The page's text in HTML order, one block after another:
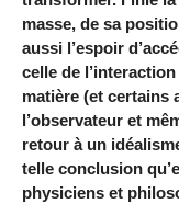
masse, de sa
aussi l’espoir
celle de
matière (et certains
l’observateur et
retour à un
telle conclusion
physiciens et